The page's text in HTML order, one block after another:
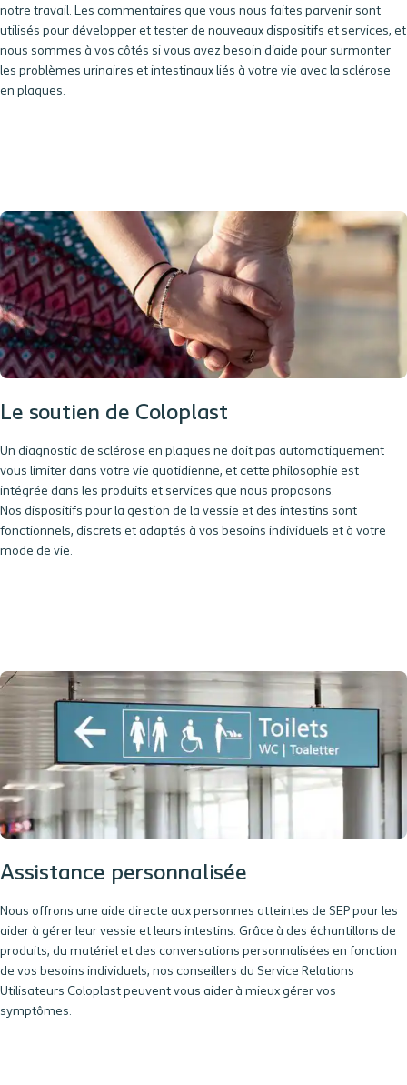
notre travail. Les commentaires que vous nous faites parvenir sont
utilisés pour développer et tester de nouveaux dispositifs et services, et
nous sommes à vos côtés si vous avez besoin d'aide pour surmonter
les problèmes urinaires et intestinaux liés à votre vie avec la sclérose
en plaques.
Le soutien de Coloplast
Un diagnostic de sclérose en plaques ne doit pas automatiquement
vous limiter dans votre vie quotidienne, et cette philosophie est
intégrée dans les produits et services que nous proposons.
Nos dispositifs pour la gestion de la vessie et des intestins sont
fonctionnels, discrets et adaptés à vos besoins individuels et à votre
mode de vie.
Assistance personnalisée
Nous offrons une aide directe aux personnes atteintes de SEP pour les
aider à gérer leur vessie et leurs intestins. Grâce à des échantillons de
produits, du matériel et des conversations personnalisées en fonction
de vos besoins individuels, nos conseillers du Service Relations
Utilisateurs Coloplast peuvent vous aider à mieux gérer vos
symptômes.